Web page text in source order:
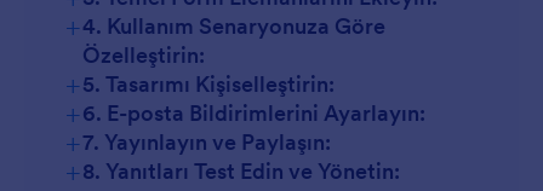
+4. Kullanım Senaryonuza Göre
Özelleştirin:
+5. Tasarımı Kişiselleştirin:
+6. E-posta Bildirimlerini Ayarlayın:
+7. Yayınlayın ve Paylaşın:
+8. Yanıtları Test Edin ve Yönetin: